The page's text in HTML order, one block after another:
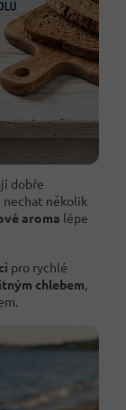
dobře
nechat několik
aroma lépe
pro rychlé
chlebem